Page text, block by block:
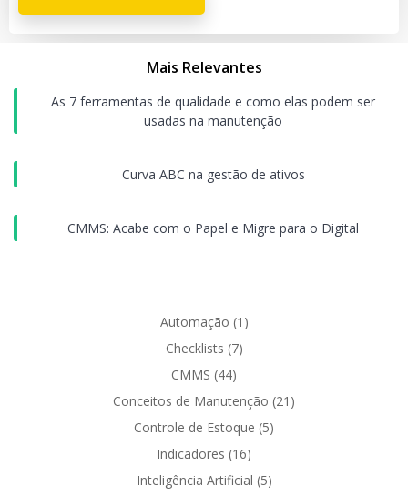
Mais Relevantes
As 7 ferramentas de qualidade e como elas podem ser
usadas na manutenção
Curva ABC na gestão de ativos
CMMS: Acabe com o Papel e Migre para o Digital
Automação (1)
Checklists (7)
CMMS (44)
Conceitos de Manutenção (21)
Controle de Estoque (5)
Indicadores (16)
Inteligência Artificial (5)